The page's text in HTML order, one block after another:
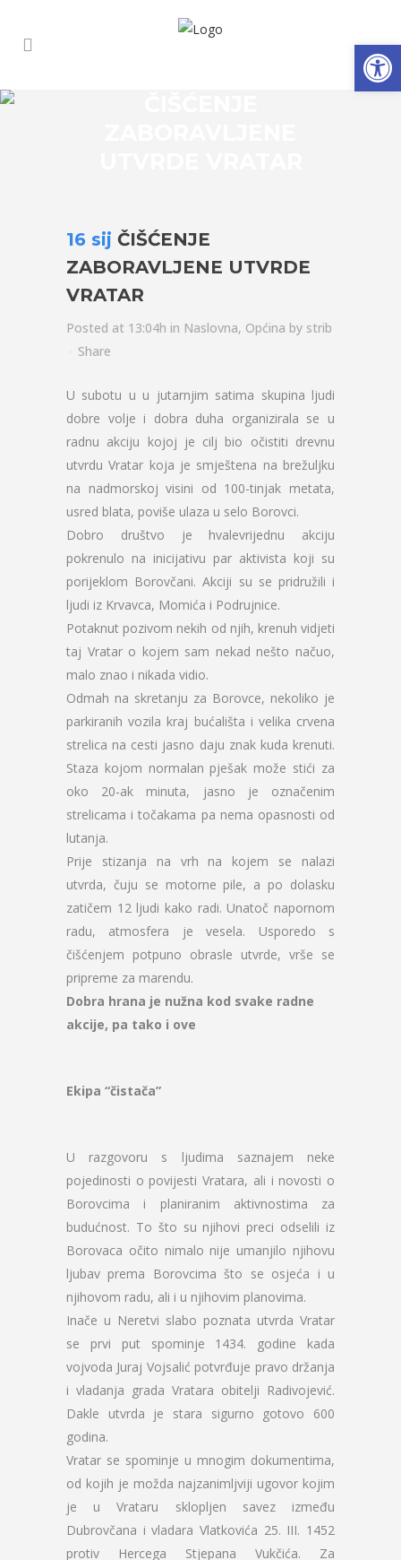
16 sij ČIŠĆENJE
ZABORAVLJENE UTVRDE
VRATAR
Posted at 13:04h in Naslovna, Općina by strib
Share
U subotu u u jutarnjim satima skupina ljudi
dobre volje i dobra duha organizirala se u
radnu akciju kojoj je cilj bio očistiti drevnu
utvrdu Vratar koja je smještena na brežuljku
na nadmorskoj visini od 100-tinjak metata,
usred blata, poviše ulaza u selo Borovci.
Dobro društvo je hvalevrijednu akciju
pokrenulo na inicijativu par aktivista koji su
porijeklom Borovčani. Akciji su se pridružili i
ljudi iz Krvavca, Momića i Podrujnice.
Potaknut pozivom nekih od njih, krenuh vidjeti
taj Vratar o kojem sam nekad nešto načuo,
malo znao i nikada vidio.
Odmah na skretanju za Borovce, nekoliko je
parkiranih vozila kraj bućališta i velika crvena
strelica na cesti jasno daju znak kuda krenuti.
Staza kojom normalan pješak može stići za
oko 20-ak minuta, jasno je označenim
strelicama i točakama pa nema opasnosti od
lutanja.
Prije stizanja na vrh na kojem se nalazi
utvrda, čuju se motorne pile, a po dolasku
zatičem 12 ljudi kako radi. Unatoč napornom
radu, atmosfera je vesela. Usporedo s
čišćenjem potpuno obrasle utvrde, vrše se
pripreme za marendu.
Dobra hrana je nužna kod svake radne
akcije, pa tako i ove
Ekipa “čistača”
U razgovoru s ljudima saznajem neke
pojedinosti o povijesti Vratara, ali i novosti o
Borovcima i planiranim aktivnostima za
budućnost. To što su njihovi preci odselili iz
Borovaca očito nimalo nije umanjilo njihovu
ljubav prema Borovcima što se osjeća i u
njihovom radu, ali i u njihovim planovima.
Inače u Neretvi slabo poznata utvrda Vratar
se prvi put spominje 1434. godine kada
vojvoda Juraj Vojsalić potvrđuje pravo držanja
i vladanja grada Vratara obitelji Radivojević.
Dakle utvrda je stara sigurno gotovo 600
godina.
Vratar se spominje u mnogim dokumentima,
od kojih je možda najzanimljviji ugovor kojim
je u Vrataru sklopljen savez između
Dubrovčana i vladara Vlatkovića 25. III. 1452
protiv Hercega Stjepana Vukčića. Za